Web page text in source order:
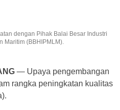
dengan Pihak Balai Besar Industri
Maritim (BBHIPMLM).
— Upaya pengembangan
rangka peningkatan kualitas